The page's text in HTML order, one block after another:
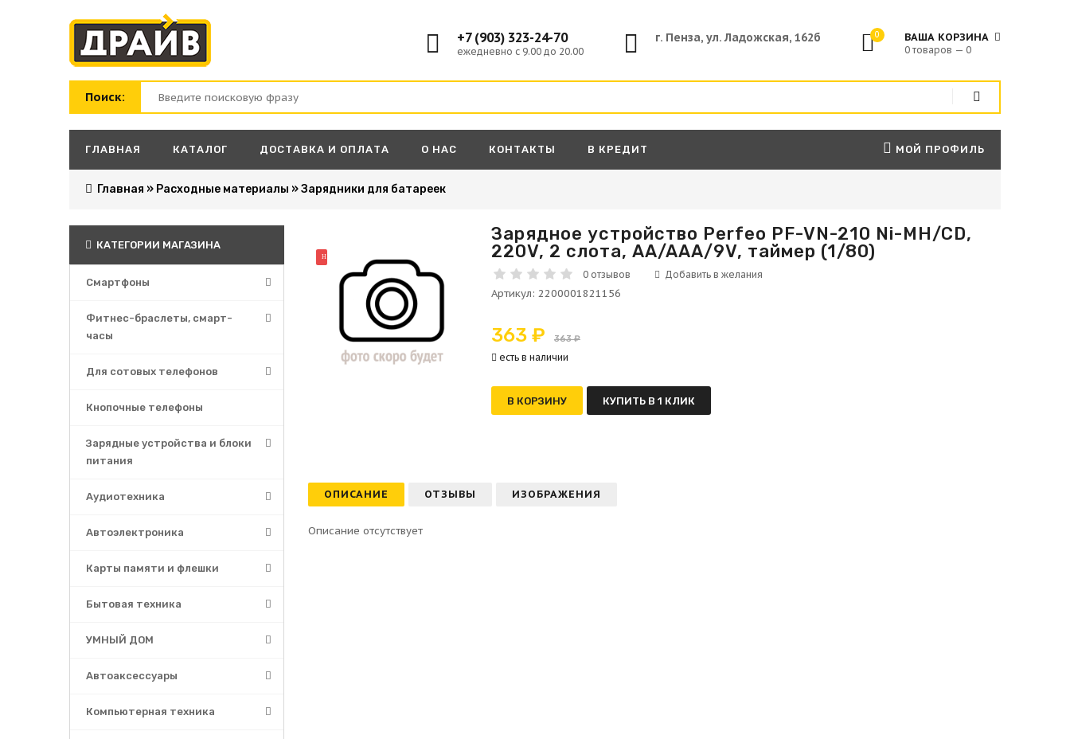
+7 (903) 323-24-70
ежедневно с 9.00 до 20.00
г. Пенза, ул. Ладожская, 162б 0 ВАША КОРЗИНА
0 товаров — 0
МОЙ ПРОФИЛЬ
Поиск:
ГЛАВНАЯ КАТАЛОГ ДОСТАВКА И ОПЛАТА О НАС КОНТАКТЫ В КРЕДИТ
Главная » Расходные материалы »Зарядники для батареек
НОВИНКА
Зарядное устройство Perfeo PF-VN-210 Ni-MH/CD,
220V, 2 слота, AA/AAA/9V, таймер (1/80)
0 отзывов
Артикул: 2200001821156
363 ₽ 363 ₽
есть в наличии
В КОРЗИНУ КУПИТЬ В 1 КЛИК
ОПИСАНИЕ ОТЗЫВЫ ИЗОБРАЖЕНИЯ
Описание отсутствует
КАТЕГОРИИ МАГАЗИНА
Смартфоны
Фитнес-браслеты, смарт-
часы
Для сотовых телефонов
Кнопочные телефоны
Зарядные устройства и блоки
питания
Аудиотехника
Автоэлектроника
Карты памяти и флешки
Бытовая техника
УМНЫЙ ДОМ
Автоаксессуары
Компьютерная техника